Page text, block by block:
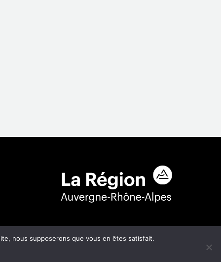
Rhône-Alpes qui soutient ses commerces de proximité !
? Contactez J'aime ma com'https://jaimemacom.com
nous supposerons que vous en êtes satisfait.